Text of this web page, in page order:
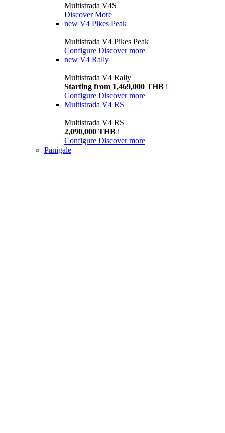
Multistrada V4S
Discover More
new V4 Pikes Peak
Multistrada V4 Pikes Peak
Configure Discover more
new V4 Rally
Multistrada V4 Rally
Starting from 1,469,000 THB i
Configure Discover more
Multistrada V4 RS
Multistrada V4 RS
2,090,000 THB i
Configure Discover more
Panigale